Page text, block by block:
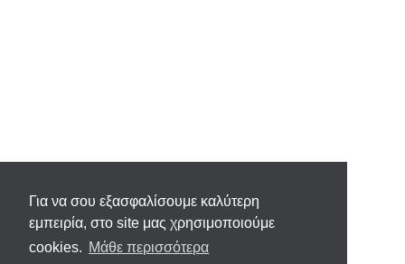
Για να σου εξασφαλίσουμε καλύτερη
εμπειρία, στο site μας χρησιμοποιούμε
cookies. Μάθε περισσότερα